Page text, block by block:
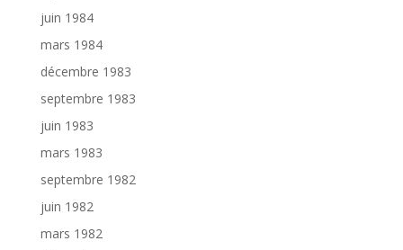
juin 1984
mars 1984
décembre 1983
septembre 1983
juin 1983
mars 1983
septembre 1982
juin 1982
mars 1982